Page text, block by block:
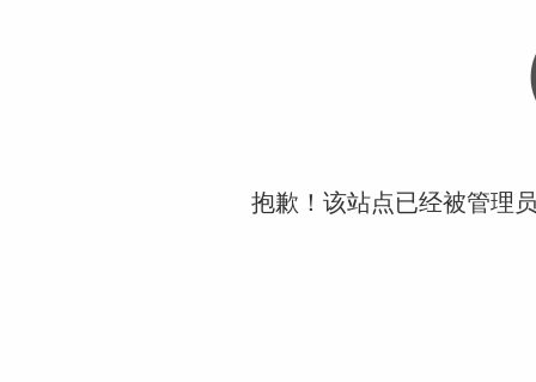
抱歉！该站点已经被管理